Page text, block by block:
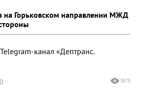
на Горьковском направлении МЖД
канал «Дептранс.
3573